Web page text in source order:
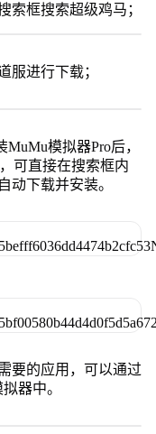
索框搜索超级鸡马；
服进行下载；
模拟器Pro后，
可直接在搜索框内
动下载并安装。
要的应用，可以通过
器中。